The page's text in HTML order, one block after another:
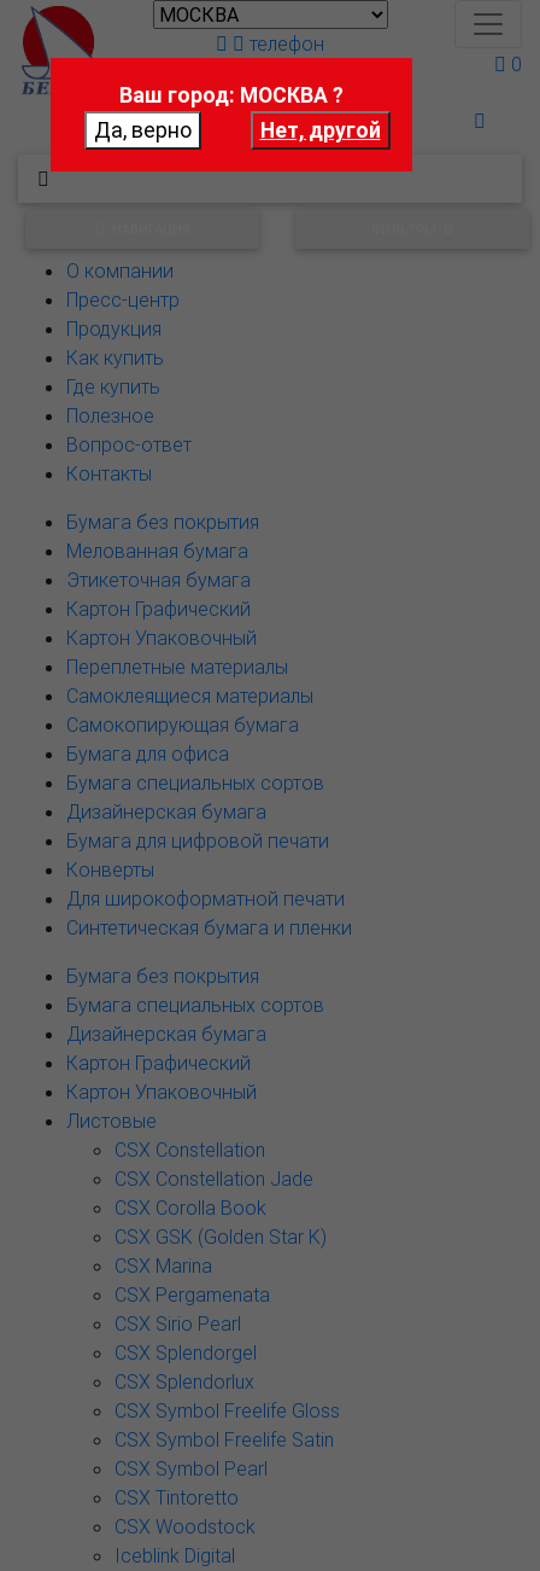
Поможем выбрать
телефон
0
О компании
Пресс-центр
Продукция
Как купить
Где купить
Полезное
Вопрос-ответ
Контакты
Бумага без покрытия
Мелованная бумага
Этикеточная бумага
Картон Графический
Картон Упаковочный
Переплетные материалы
Самоклеящиеся материалы
Самокопирующая бумага
Бумага для офиса
Бумага специальных сортов
Дизайнерская бумага
Бумага для цифровой печати
Конверты
Для широкоформатной печати
Синтетическая бумага и пленки
Бумага без покрытия
Бумага специальных сортов
Дизайнерская бумага
Картон Графический
Картон Упаковочный
Листовые
CSX Constellation
CSX Constellation Jade
CSX Corolla Book
CSX GSK (Golden Star K)
CSX Marina
CSX Pergamenata
CSX Sirio Pearl
CSX Splendorgel
CSX Splendorlux
CSX Symbol Freelife Gloss
CSX Symbol Freelife Satin
CSX Symbol Pearl
CSX Tintoretto
CSX Woodstock
Iceblink Digital
Ваш город: МОСКВА ?